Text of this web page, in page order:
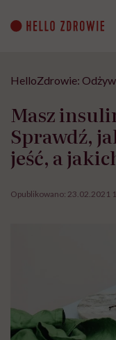
content
HelloZdrowie:
Masz
Sprawdź,
jeść, a
Opublikowano: 23.02.2021